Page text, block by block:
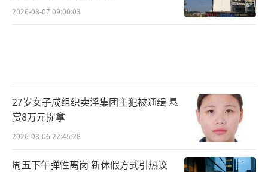
2026-08-07 09:00:03
27岁女子成组织卖淫集团主犯被通缉 悬
赏8万元捉拿
2026-08-06 22:45:28
周五下午弹性离岗 新休假方式引热议